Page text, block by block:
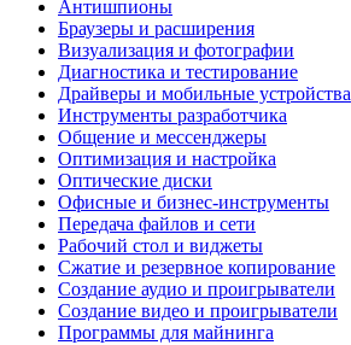
Антишпионы
Браузеры и расширения
Визуализация и фотографии
Диагностика и тестирование
Драйверы и мобильные устройства
Инструменты разработчика
Общение и мессенджеры
Оптимизация и настройка
Оптические диски
Офисные и бизнес-инструменты
Передача файлов и сети
Рабочий стол и виджеты
Сжатие и резервное копирование
Создание аудио и проигрыватели
Создание видео и проигрыватели
Программы для майнинга